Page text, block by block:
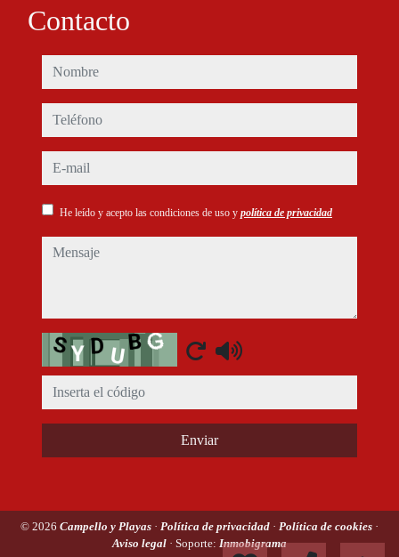
Contacto
nombre
teléfono
e-mail
He leído y acepto las condiciones de uso y política de privacidad
mensaje
Captcha
Enviar
© 2026 Campello y Playas · Política de privacidad · Política de cookies ·
Aviso legal · Soporte: Inmobigrama